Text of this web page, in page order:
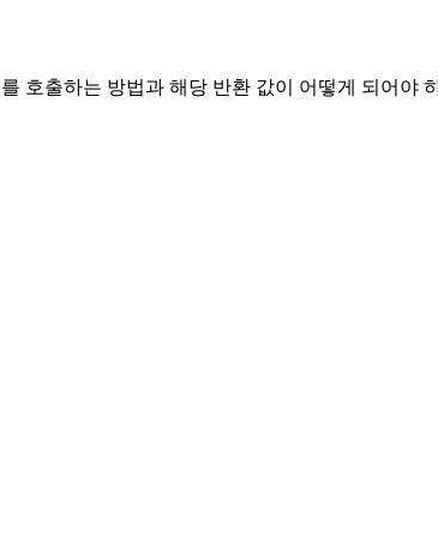
를 호출하는 방법과 해당 반환 값이 어떻게 되어야